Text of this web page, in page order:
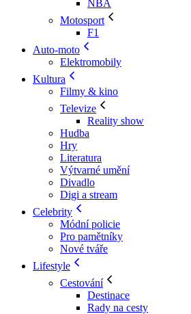
NBA
Motosport
F1
Auto-moto
Elektromobily
Kultura
Filmy & kino
Televize
Reality show
Hudba
Hry
Literatura
Výtvarné umění
Divadlo
Digi a stream
Celebrity
Módní policie
Pro pamětníky
Nové tváře
Lifestyle
Cestování
Destinace
Rady na cesty